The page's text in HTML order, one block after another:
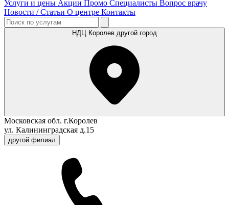
Услуги и цены Акции Промо Специалисты Вопрос врачу
Новости / Статьи О центре Контакты
НДЦ Королев другой город
Московская обл. г.Королев
ул. Калининградская д.15
другой филиал